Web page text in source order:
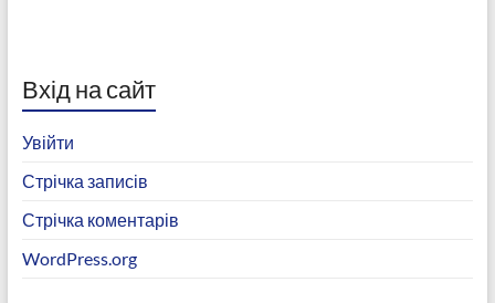
Вхід на сайт
Увійти
Стрічка записів
Стрічка коментарів
WordPress.org